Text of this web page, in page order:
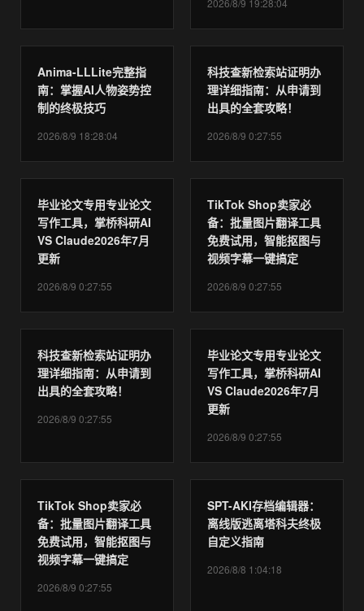
2026/8/9 19:28:04
Anima-LLLite完整指
南：掌握AI人物姿势控
制的终极技巧
2026/8/9 18:28:04
科技查新检索站证明办
理详细指南：从申请到
出具的全套攻略！
2026/8/9 0:27:55
毕业论文专用专业论文
写作工具，掌桥科研AI
VS Claude2026年7月
更新
2026/8/9 0:27:55
TikTok Shop卖家必
备：批量图片翻译工具
免费试用，智能抠图与
视频字幕一键搞定
2026/8/9 0:27:55
科技查新检索站证明办
理详细指南：从申请到
出具的全套攻略！
2026/8/9 0:27:55
毕业论文专用专业论文
写作工具，掌桥科研AI
VS Claude2026年7月
更新
2026/8/9 0:27:55
TikTok Shop卖家必
备：批量图片翻译工具
免费试用，智能抠图与
视频字幕一键搞定
2026/8/9 0:27:55
SPT-AKI存档编辑器：
离线版逃离塔科夫终极
自定义指南
2026/8/8 1:04:18